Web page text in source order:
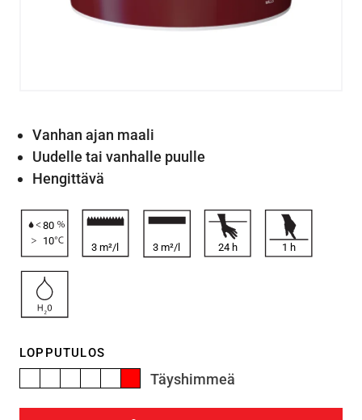
Vanhan ajan maali
Uudelle tai vanhalle puulle
Hengittävä
80
10
3 m²/l 3 m²/l 24 h 1 h
LOPPUTULOS
Täyshimmeä